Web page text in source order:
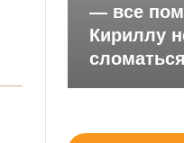
— все
Кириллу